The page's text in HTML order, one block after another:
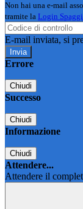
Non hai una e-mail
tramite la Login
E-mail inviata, si
Errore
Chiudi
Successo
Chiudi
Informazione
Chiudi
Attendere...
Attendere il